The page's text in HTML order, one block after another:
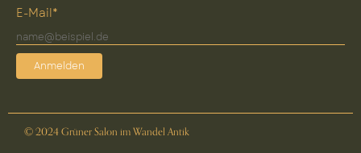
E-Mail*
Anmelden
© 2024 Grüner Salon im Wandel Antik